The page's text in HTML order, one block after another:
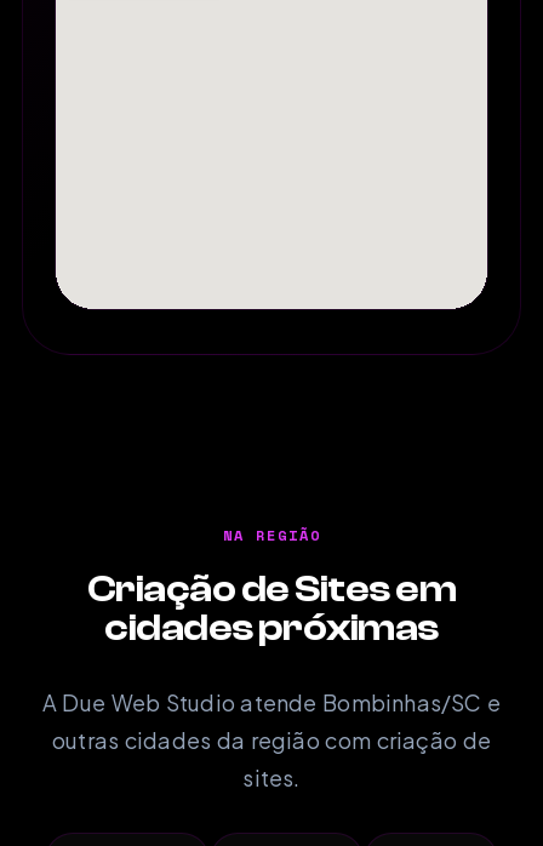
NA REGIÃO
Criação de Sites em
cidades próximas
A Due Web Studio atende Bombinhas/SC e
outras cidades da região com criação de
sites.